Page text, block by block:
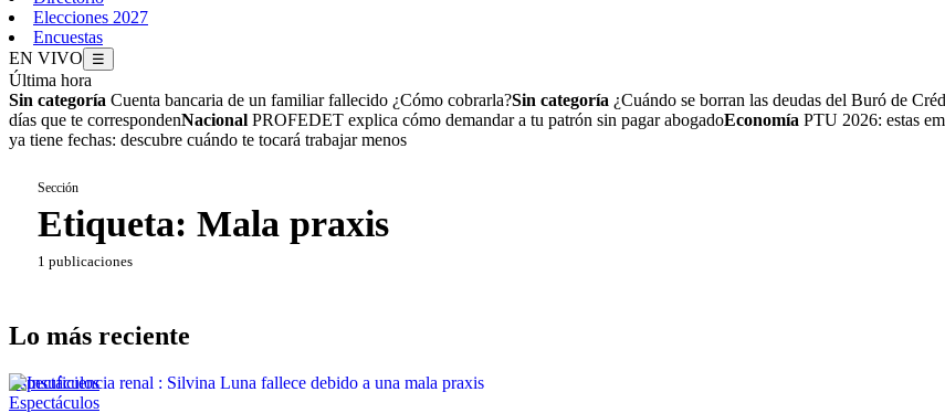
Elecciones 2027
Encuestas
EN VIVO
☰
Última hora
Sin categoría Cuenta bancaria de un familiar fallecido ¿Cómo cobrarla?Sin categoría ¿Cuándo se borran las deudas del Buró de
días que te correspondenNacional PROFEDET explica cómo demandar a tu patrón sin pagar abogadoEconomía PTU 2026: estas
ya tiene fechas: descubre cuándo te tocará trabajar menos
Sección
Etiqueta: Mala praxis
1 publicaciones
Lo más reciente
Espectáculos
Espectáculos